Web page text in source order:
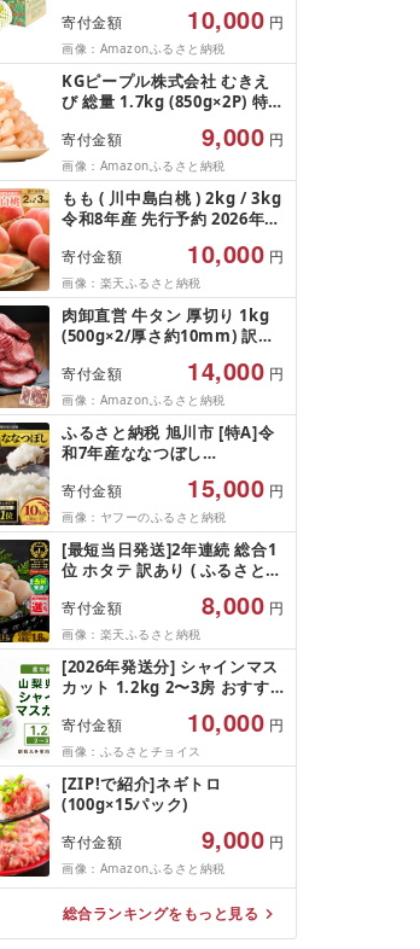
日)から10月下旬までの発送)
フルーツ ぶどう 果物 山梨県
産 2026 旬 大粒 高級 ブドウ
葡萄 富士吉田市
寄付金額 10,000 円
画像：Amazonふるさと納税
KGピープル株式会社 むきえ
び 総量 1.7kg (850g×2P) 特大
凍結 下処理不要 サイズ不揃い
訳あり
寄付金額 9,000 円
画像：Amazonふるさと納税
もも ( 川中島白桃 ) 2kg / 3kg
令和8年産 先行予約 2026年
ツ 秀品 のし 贈答 ギフト おす
そ分け 期間限定 冷蔵便 送料
無料 産地直送 お取り寄せ [ 山
形県 天童市 ]
寄付金額 10,000 円
画像：楽天ふるさと納税
肉卸直営 牛タン 厚切り 1kg
(500g×2/厚さ約10mm) 訳あ
ライス 業務用 バーベキュー
BBQ おつまみ ギフト お祝い
お中元 夏ギフト
寄付金額 14,000 円
画像：Amazonふるさと納税
ふるさと納税 旭川市 [特A]令
和7年産ななつぼし
お米[さとふる限定]_05957
寄付金額 15,000 円
画像：ヤフーのふるさと納税
[最短当日発送]2年連続 総合1
位 ホタテ 訳あり ( ふるさと納
り 帆立 ふるさと わけあり ホ
タテ貝柱 貝 人気 不揃い 刺身
規格外 魚介 ランキング 海鮮
冷凍 発送時期が選べる 北海道
別海町 )(クラウドファンディ
ング対象)
寄付金額 8,000 円
画像：楽天ふるさと納税
[2026年発送分] シャインマス
カット 1.2kg 2〜3房 おすす
ーツ ブドウ 果物 ぶどう シャ
イン マスカット くだもの お
届け 国産 葡萄 贈答 新鮮
寄付金額 10,000 円
画像：ふるさとチョイス
[ZIP!で紹介]ネギトロ
(100g×15パック)
寄付金額 9,000 円
画像：Amazonふるさと納税
総合ランキングをもっと見る